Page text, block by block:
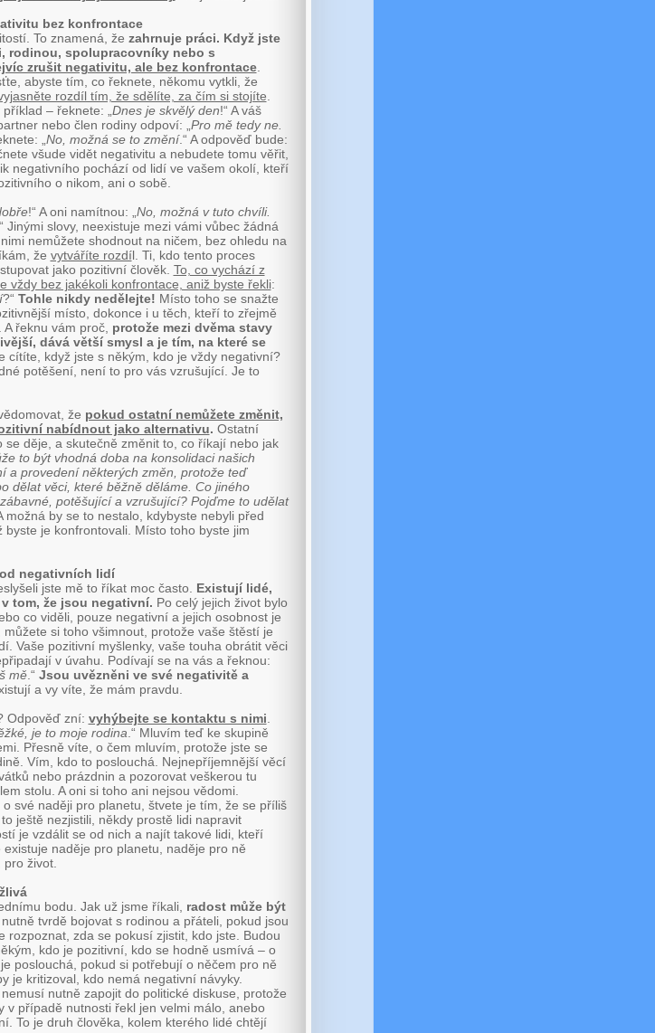
bez konfrontace
To znamená, že zahrnuje práci. Když jste
rodinou, spolupracovníky nebo s
zrušit negativitu, ale bez konfrontace.
abyste tím, co řeknete, někomu vytkli, že
rozdíl tím, že sdělíte, za čím si stojíte
– řeknete: „ Dnes je skvělý den!“ A váš
nebo člen rodiny odpoví: „ Pro mě tedy ne.
„ No, možná se to změní.“ A odpověď bude:
všude vidět negativitu a nebudete tomu věřit,
negativního pochází od lidí ve vašem okolí, kteří
o nikom, ani o sobě.
!“ A oni namítnou: „ No, možná v tuto chvíli.
Jinými slovy, neexistuje mezi vámi vůbec žádná
nemůžete shodnout na ničem, bez ohledu na
že vytváříte rozdíl. Ti, kdo tento proces
jako pozitivní člověk. To, co vychází z
vždy bez jakékoli konfrontace, aniž byste řekli:
?“ Tohle nikdy nedělejte! Místo toho se snažte
místo, dokonce i u těch, kteří to zřejmě
řeknu vám proč, protože mezi dvěma stavy
dává větší smysl a je tím, na které se
cítíte, když jste s někým, kdo je vždy negativní?
potěšení, není to pro vás vzrušující. Je to
že pokud ostatní nemůžete změnit,
nabídnout jako alternativu. Ostatní
se děje, a skutečně změnit to, co říkají nebo jak
to být vhodná doba na konsolidaci našich
a provedení některých změn, protože teď
dělat věci, které běžně děláme. Co jiného
potěšující a vzrušující? Pojďme to udělat
možná by se to nestalo, kdybyste nebyli před
byste je konfrontovali. Místo toho byste jim
negativních lidí
jste mě to říkat moc často. Existují lidé,
tom, že jsou negativní. Po celý jejich život bylo
co viděli, pouze negativní a jejich osobnost je
si toho všimnout, protože vaše štěstí je
Vaše pozitivní myšlenky, vaše touha obrátit věci
v úvahu. Podívají se na vás a řeknou:
mě.“ Jsou uvězněni ve své negativitě a
a vy víte, že mám pravdu.
Odpověď zní: vyhýbejte se kontaktu s nimi
je to moje rodina .“ Mluvím teď ke skupině
Přesně víte, o čem mluvím, protože jste se
Vím, kdo to poslouchá. Nejnepříjemnější věcí
nebo prázdnin a pozorovat veškerou tu
stolu. A oni si toho ani nejsou vědomi.
své naději pro planetu, štvete je tím, že se příliš
ještě nezjistili, někdy prostě lidi napravit
je vzdálit se od nich a najít takové lidi, kteří
naděje pro planetu, naděje pro ně
život.
bodu. Jak už jsme říkali, radost může být
tvrdě bojovat s rodinou a přáteli, pokud jsou
rozpoznat, zda se pokusí zjistit, kdo jste. Budou
kdo je pozitivní, kdo se hodně usmívá – o
poslouchá, pokud si potřebují o něčem pro ně
je kritizoval, kdo nemá negativní návyky.
nutně zapojit do politické diskuse, protože
v případě nutnosti řekl jen velmi málo, anebo
To je druh člověka, kolem kterého lidé chtějí